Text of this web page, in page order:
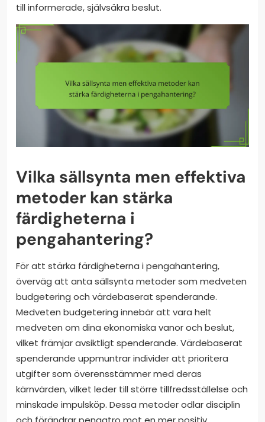
till informerade, självsäkra beslut.
Vilka sällsynta men effektiva
metoder kan stärka
färdigheterna i
pengahantering?
För att stärka färdigheterna i pengahantering,
överväg att anta sällsynta metoder som medveten
budgetering och värdebaserat spenderande.
Medveten budgetering innebär att vara helt
medveten om dina ekonomiska vanor och beslut,
vilket främjar avsiktligt spenderande. Värdebaserat
spenderande uppmuntrar individer att prioritera
utgifter som överensstämmer med deras
kärnvärden, vilket leder till större tillfredsställelse och
minskade impulsköp. Dessa metoder odlar disciplin